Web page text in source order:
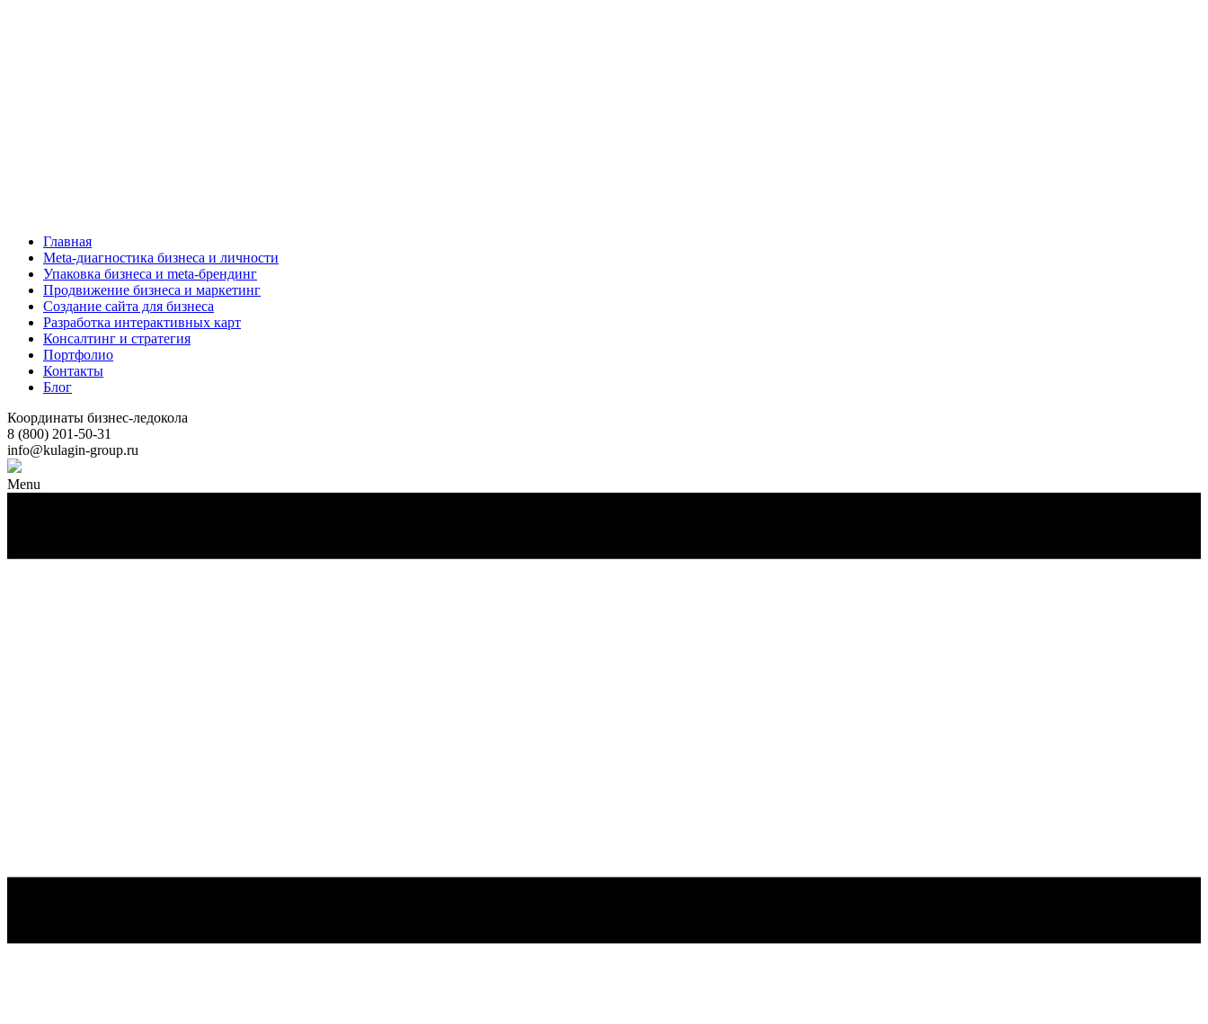
Главная
Meta-диагностика бизнеса и личности
Упаковка бизнеса и meta-брендинг
Продвижение бизнеса и маркетинг
Создание сайта для бизнеса
Разработка интерактивных карт
Консалтинг и стратегия
Портфолио
Контакты
Блог
Координаты бизнес-ледокола
8 (800) 201-50-31
info@kulagin-group.ru
Menu